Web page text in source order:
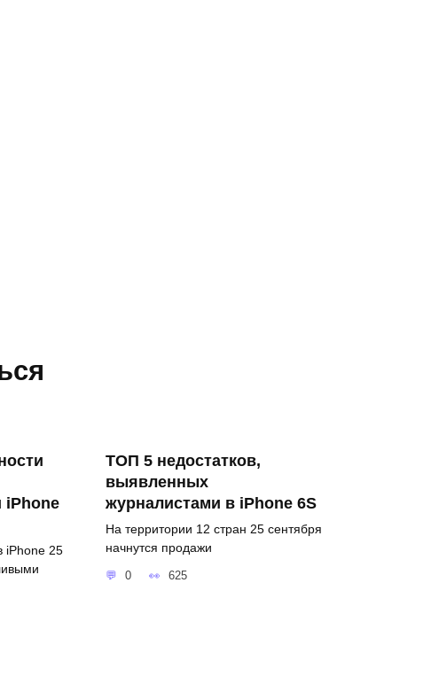
iPhone
iPhone 25
ТОП 5 недостатков,
выявленных
журналистами в iPhone 6S
На территории 12 стран 25 сентября
начнутся продажи
0 625